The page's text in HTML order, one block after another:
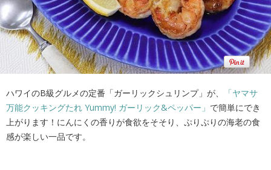
ハワイのB級グルメの定番「ガーリックシュリンプ」が、
「ヤマサ
万能クッキングたれ Yummy! ガーリック&ペッパー」 で簡単にでき
上がります！にんにくの香りが食欲をそそり、ぷりぷりの海老の食
感が楽しい一品です。